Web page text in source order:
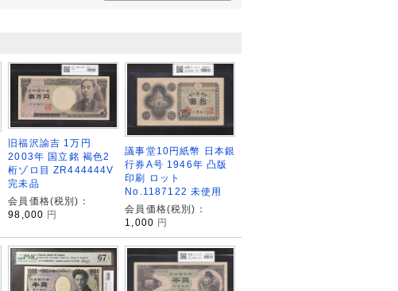
旧福沢諭吉 1万円
2003年 国立銘 褐色2
桁ゾロ目 ZR444444V
完未品
会員価格(税別)：
98,000 円
議事堂10円紙幣 日本銀
行券A号 1946年 凸版
印刷 ロット
No.1187122 未使用
会員価格(税別)：
1,000 円